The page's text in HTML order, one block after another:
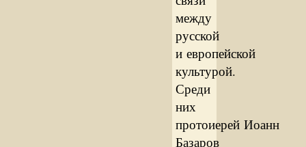
между
русской
и европейской
культурой.
Среди
них
протоиерей Иоанн
Базаров